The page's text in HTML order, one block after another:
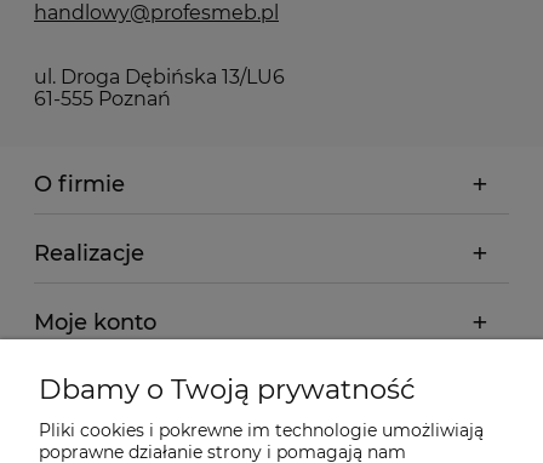
handlowy@profesmeb.pl
ul. Droga Dębińska 13/LU6
61-555 Poznań
O firmie
Realizacje
Moje konto
Regulamin
Dbamy o Twoją prywatność
Pliki cookies i pokrewne im technologie umożliwiają
poprawne działanie strony i pomagają nam